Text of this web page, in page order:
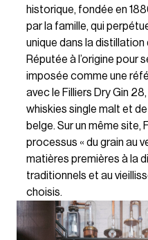
historique, fondée en
par la famille, qui
unique dans la distillation
Réputée à l’origine pour
imposée comme une
avec le Filliers Dry Gin
whiskies single malt et
belge. Sur un même site,
processus « du grain au
matières premières à la
traditionnels et au
choisis.